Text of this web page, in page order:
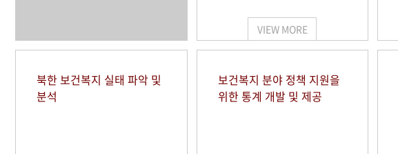
VIEW MORE
북한 보건복지 실태 파악 및
분석
보건복지 분야 정책 지원을
위한 통계 개발 및 제공